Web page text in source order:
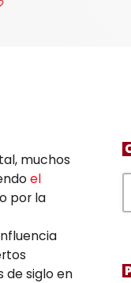
muchos
el
por la
de siglo en